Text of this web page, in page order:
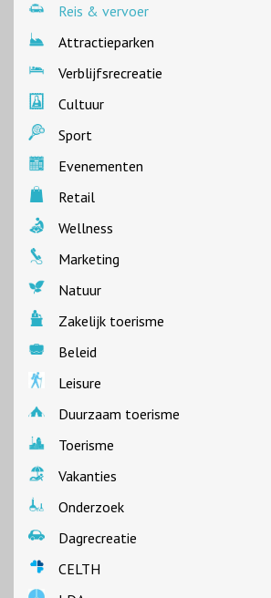
Reis & vervoer
Attractieparken
Verblijfsrecreatie
Cultuur
Sport
Evenementen
Retail
Wellness
Marketing
Natuur
Zakelijk toerisme
Beleid
Leisure
Duurzaam toerisme
Toerisme
Vakanties
Onderzoek
Dagrecreatie
CELTH